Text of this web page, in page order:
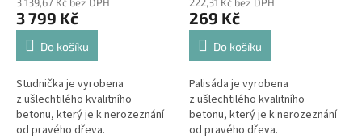
3 799 Kč
Do košíku
Studnička je vyrobena
z ušlechtilého kvalitního
betonu, který je k nerozeznání
od pravého dřeva.
269 Kč
Do košíku
Palisáda je vyrobena
z ušlechtilého kvalitního
betonu, který je k nerozeznání
od pravého dřeva.